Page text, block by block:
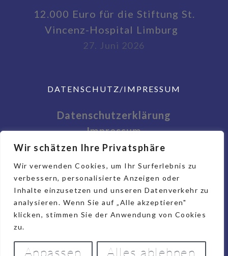
Wir schätzen Ihre Privatsphäre
Wir verwenden Cookies, um Ihr Surferlebnis zu
verbessern, personalisierte Anzeigen oder
Inhalte einzusetzen und unseren Datenverkehr zu
analysieren. Wenn Sie auf „Alle akzeptieren"
klicken, stimmen Sie der Anwendung von Cookies
zu.
Anpassen Alles ablehnen
12.000 Euro für die Stiftung St.
Vincenz-Hospital Limburg
27. Juni 2026
DATENSCHUTZ/IMPRESSUM
Datenschutzerklärung
Impressum